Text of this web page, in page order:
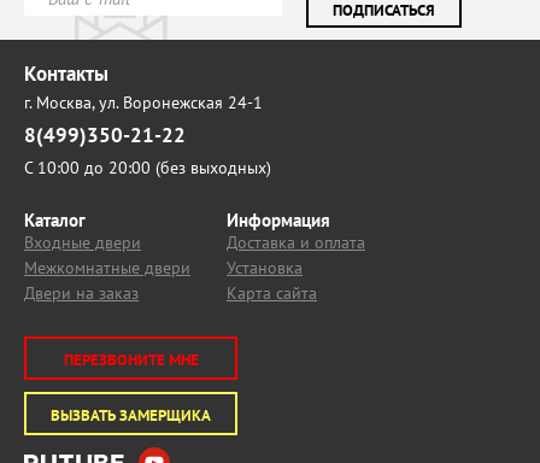
ПОДПИСАТЬСЯ
Контакты
г. Москва,ул. Воронежская 24-1
8(499)350-21-22
С 10:00 до 20:00 (без выходных)
Каталог
Входные двери
Межкомнатные двери
Двери на заказ
Информация
Доставка и оплата
Установка
Карта сайта
ПЕРЕЗВОНИТЕ МНЕ
ВЫЗВАТЬ ЗАМЕРЩИКА